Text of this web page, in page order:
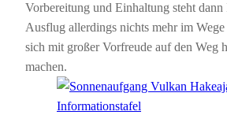
Vorbereitung und Einhaltung steht dann
Ausflug allerdings nichts mehr im
sich mit großer Vorfreude auf den Weg
machen.